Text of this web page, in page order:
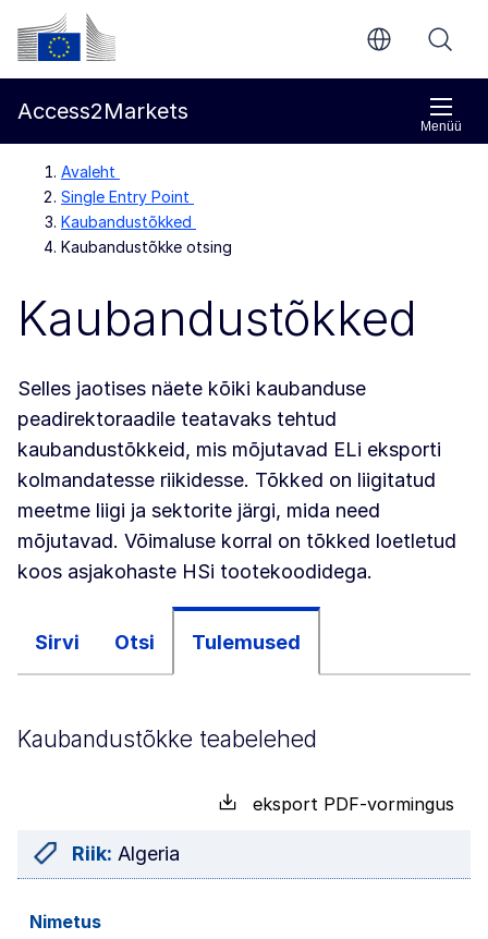
Põhisisu juurde
Euroopa Komisjon
Menüü
Access2Markets
Avaleht
Single Entry Point
Kaubandustõkked
Kaubandustõkke otsing
Kaubandustõkked
Selles jaotises näete kõiki kaubanduse
peadirektoraadile teatavaks tehtud
kaubandustõkkeid, mis mõjutavad ELi eksporti
kolmandatesse riikidesse. Tõkked on liigitatud
meetme liigi ja sektorite järgi, mida need
mõjutavad. Võimaluse korral on tõkked loetletud
koos asjakohaste HSi tootekoodidega.
Sirvi Otsi Tulemused
Kaubandustõkke teabelehed
eksport PDF-vormingus
Riik: Algeria